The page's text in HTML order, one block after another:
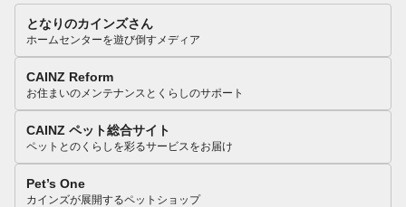
となりのカインズさん
ホームセンターを遊び倒すメディア
CAINZ Reform
お住まいのメンテナンスとくらしのサポート
CAINZ ペット総合サイト
ペットとのくらしを彩るサービスをお届け
Pet’s One
カインズが展開するペットショップ